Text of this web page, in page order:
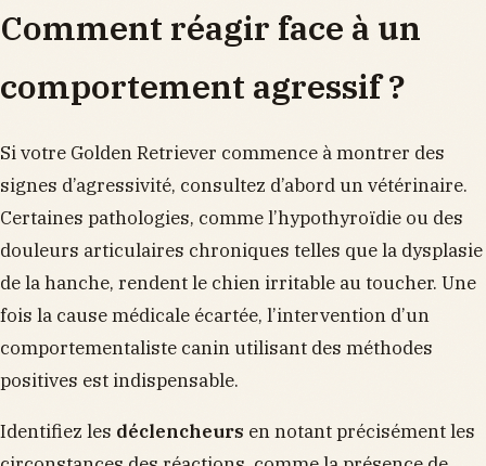
Comment réagir face à un
comportement agressif ?
Si votre Golden Retriever commence à montrer des
signes d’agressivité, consultez d’abord un vétérinaire.
Certaines pathologies, comme l’hypothyroïdie ou des
douleurs articulaires chroniques telles que la dysplasie
de la hanche, rendent le chien irritable au toucher. Une
fois la cause médicale écartée, l’intervention d’un
comportementaliste canin utilisant des méthodes
positives est indispensable.
Identifiez les déclencheurs en notant précisément les